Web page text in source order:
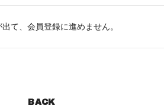
て、会員登録に進めません。
BACK